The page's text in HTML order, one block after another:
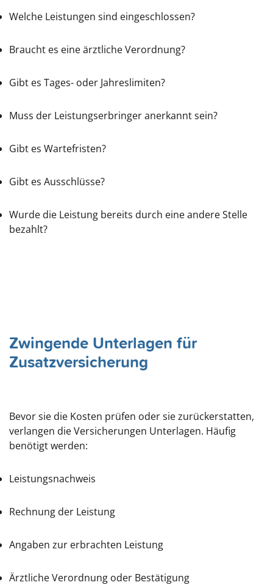
Welche Leistungen sind eingeschlossen?
Braucht es eine ärztliche Verordnung?
Gibt es Tages- oder Jahreslimiten?
Muss der Leistungserbringer anerkannt sein?
Gibt es Wartefristen?
Gibt es Ausschlüsse?
Wurde die Leistung bereits durch eine andere Stelle
bezahlt?
Zwingende Unterlagen für
Zusatzversicherung
Bevor sie die Kosten prüfen oder sie zurückerstatten,
verlangen die Versicherungen Unterlagen. Häufig
benötigt werden:
Leistungsnachweis
Rechnung der Leistung
Angaben zur erbrachten Leistung
Ärztliche Verordnung oder Bestätigung